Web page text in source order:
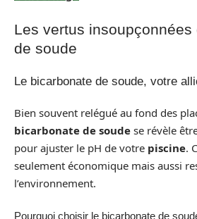
Les vertus insoupçonnées
de soude
Le bicarbonate de soude, votre
Bien souvent relégué au fond des
bicarbonate de soude se révèle
pour ajuster le pH de votre piscine.
seulement économique mais aussi
l’environnement.
Pourquoi choisir le bicarbonate de